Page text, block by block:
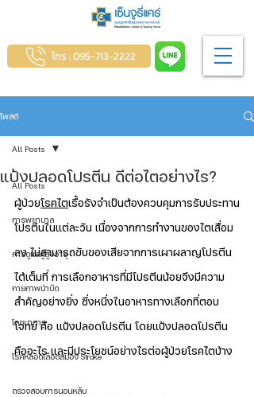
โทร : 095-713-2222
โพสต์
All Posts
การพยาบาล
การดูแลผู้สูงอายุ
กายภาพบำบัด
โภชนาการ
โรคหลอดเลือดสมอง Stroke
ตรวจสอบการนอนหลับ
All Posts
แป้งปลอดโปรตีน ดีต่อไตอย่างไร?
ผู้ป่วยโรคไตเรื้อรังจำเป็นต้องควบคุมการรับประทาน
โปรตีนในแต่ละวัน เนื่องจากการทำงานของไตเสื่อม
ลง ไม่สามารถขับของเสียจากการเผาผลาญโปรตีน
ได้เต็มที่ การเลือกอาหารที่มีโปรตีนน้อยจึงมีความ
สำคัญอย่างยิ่ง ซึ่งหนึ่งในอาหารทางเลือกที่ตอบ
โจทย์ คือ แป้งปลอดโปรตีน โดยแป้งปลอดโปรตีน
คืออะไร และมีประโยชน์อย่างไรต่อผู้ป่วยโรคไตบ้าง